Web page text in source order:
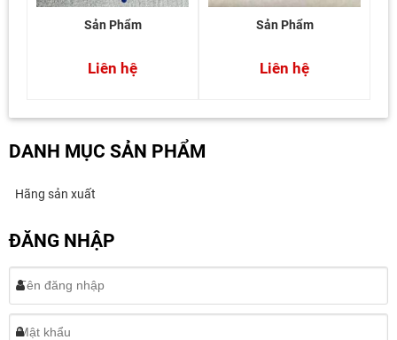
Sản Phẩm
Liên hệ
Sản Phẩm
Liên hệ
DANH MỤC SẢN PHẨM
Hãng sản xuất
ĐĂNG NHẬP